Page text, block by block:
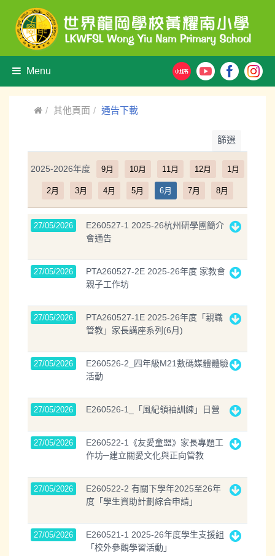
Menu
其他頁面 通告下載
篩選
2025-2026年度 9月 10月 11月 12月 1月
2月 3月 4月 5月 6月 7月 8月
27/05/2026
E260527-1 2025-26杭州研學圑簡介
會通告
27/05/2026
PTA260527-2E 2025-26年度 家教會
親子工作坊
27/05/2026
PTA260527-1E 2025-26年度「親職
管教」家長講座系列(6月)
27/05/2026
E260526-2_四年級M21數碼媒體體驗
活動
27/05/2026 E260526-1_「風紀領袖訓練」日營
27/05/2026
E260522-1《友愛童盟》家長專題工
作坊─建立關愛文化與正向管教
27/05/2026
E260522-2 有關下學年2025至26年
度「學生資助計劃綜合申請」
27/05/2026
E260521-1 2025-26年度學生支援組
「校外參觀學習活動」